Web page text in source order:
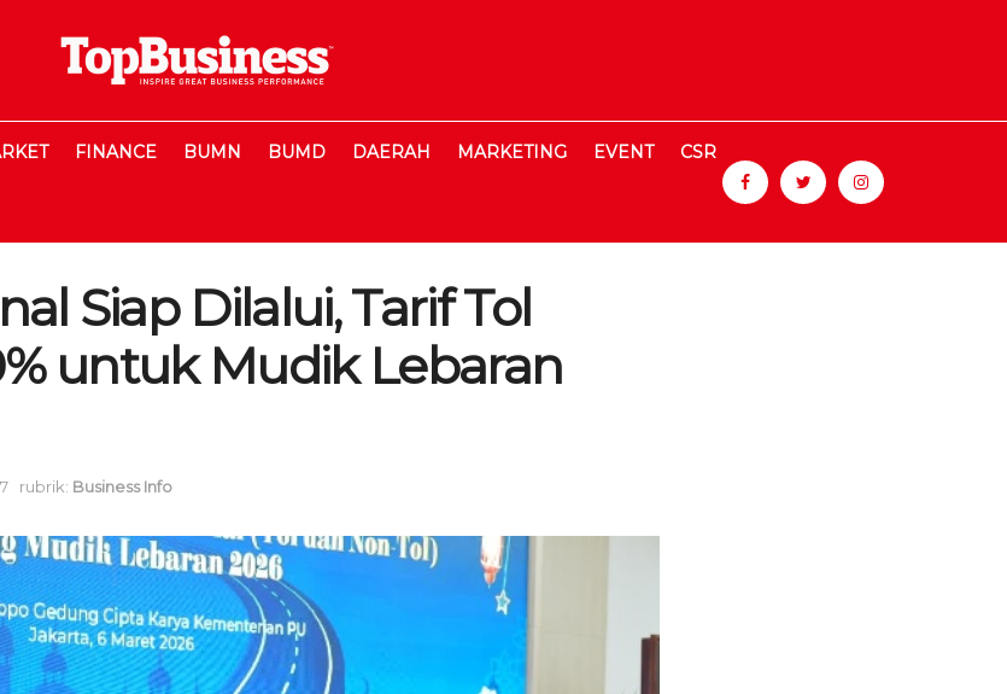
FINANCE BUMN BUMD DAERAH MARKETING EVENT CSR
Siap Dilalui, Tarif Tol
untuk Mudik Lebaran
rubrik: Business Info